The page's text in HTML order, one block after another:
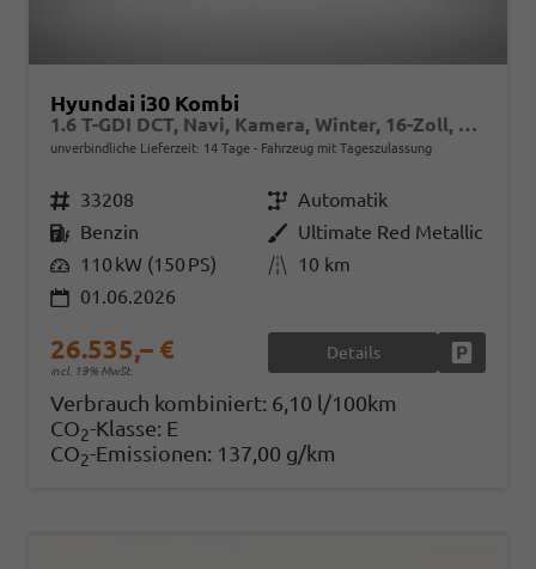
Hyundai i30 Kombi
1.6 T-GDI DCT, Navi, Kamera, Winter, 16-Zoll, 5 J.-Garantie
unverbindliche Lieferzeit: 14 Tage Fahrzeug mit Tageszulassung
Fahrzeugnr. 33208 GetriebeAutomatik
Kraftstoff Benzin AußenfarbeUltimate Red Metallic
Leistung 110 kW (150 PS) Kilometerstand 10 km
01.06.2026
26.535,– €
incl. 19% MwSt.
Details
Verbrauch kombiniert: 6,10 l/100km
CO2-Klasse: E
CO2-Emissionen: 137,00 g/km